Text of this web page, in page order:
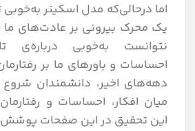
اما درحالی‌که مدل اسکینر
یک محرک بیرونی بر عادت‌های ما
نتوانست به‌خوبی درباره‌ی
احساسات و باورهای ما بر
دهه‌های اخیر، دانشمندان شروع
میان افکار، احساسات و
این تحقیق در این صفحات